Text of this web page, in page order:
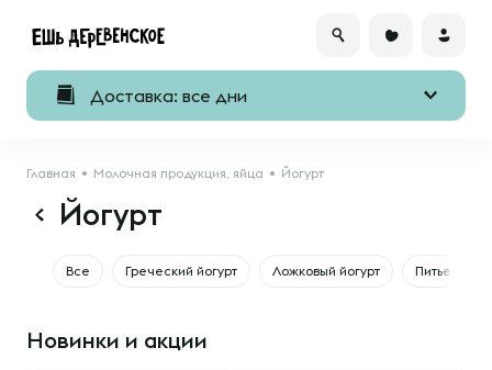
Доставка: все дни
Главная Молочная продукция, яйца Йогурт
Йогурт
Все Греческий йогурт Ложковый йогурт Питьевой
Новинки и акции